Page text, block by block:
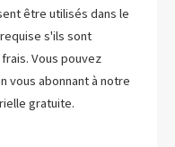
être utilisés dans le
s'ils sont
Vous pouvez
vous abonnant à notre
gratuite.